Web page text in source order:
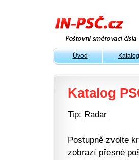
Úvod
Katalog
Tip: Radar
Postupně zvolte
zobrazí přesné